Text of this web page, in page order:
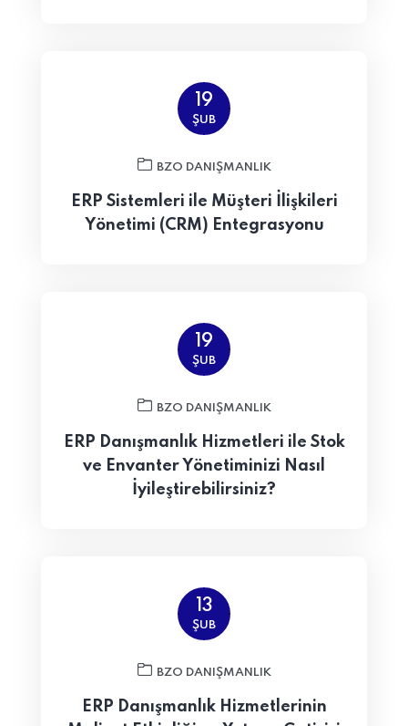
19
ŞUB
BZO DANIŞMANLIK
ERP Sistemleri ile Müşteri İlişkileri
Yönetimi (CRM) Entegrasyonu
19
ŞUB
BZO DANIŞMANLIK
ERP Danışmanlık Hizmetleri ile Stok
ve Envanter Yönetiminizi Nasıl
İyileştirebilirsiniz?
13
ŞUB
BZO DANIŞMANLIK
ERP Danışmanlık Hizmetlerinin